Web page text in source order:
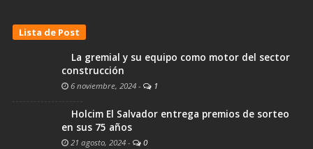
Lista de Post
La gremial y su equipo como motor del sector
construcción
6 noviembre, 2024 - 1
Holcim El Salvador entrega premios de sorteo
en sus 75 años
21 agosto, 2024 - 0